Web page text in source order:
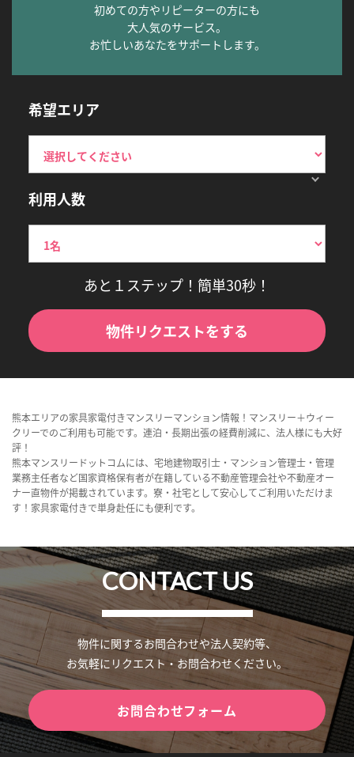
初めての方やリピーターの方にも
大人気のサービス。
お忙しいあなたをサポートします。
希望エリア
利用人数
あと１ステップ！簡単30秒！
物件リクエストをする
熊本エリアの家具家電付きマンスリーマンション情報！マンスリー＋ウィー
クリーでのご利用も可能です。連泊・長期出張の経費削減に、法人様にも大好
評！
熊本マンスリードットコムには、宅地建物取引士・マンション管理士・管理
業務主任者など国家資格保有者が在籍している不動産管理会社や不動産オー
ナー直物件が掲載されています。寮・社宅として安心してご利用いただけま
す！家具家電付きで単身赴任にも便利です。
CONTACT US
物件に関するお問合わせや法人契約等、
お気軽にリクエスト・お問合わせください。
お問合わせフォーム